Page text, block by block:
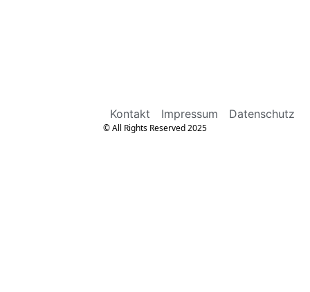
Kontakt Impressum Datenschutz
© All Rights Reserved 2025